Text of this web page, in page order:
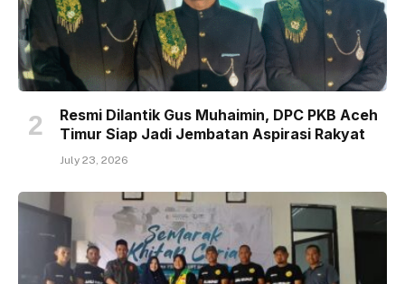
Resmi Dilantik Gus Muhaimin, DPC PKB Aceh
Timur Siap Jadi Jembatan Aspirasi Rakyat
July 23, 2026